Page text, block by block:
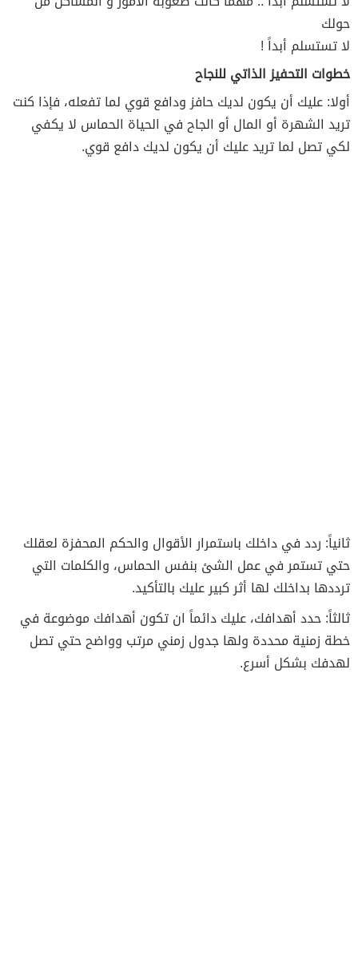
حولك
لا تستسلم أبداً !
خطوات التحفيز الذاتي للنجاح
أولا: عليك أن يكون لديك حافز ودافع قوي لما تفعله، فإذا كنت
تريد الشهرة أو المال أو الجاح في الحياة الحماس لا يكفي
لكي تصل لما تريد عليك أن يكون لديك دافع قوي.
ثانياً: ردد في داخلك باستمرار الأقوال والحكم المحفزة لعقلك
حتي تستمر في عمل الشئ بنفس الحماس، والكلمات التي
ترددها بداخلك لها أثر كبير عليك بالتأكيد.
ثالثاً: حدد أهدافك، عليك دائماً ان تكون أهدافك موضوعة في
خطة زمنية محددة ولها جدول زمني مرتب وواضح حتي تصل
لهدفك بشكل أسرع.